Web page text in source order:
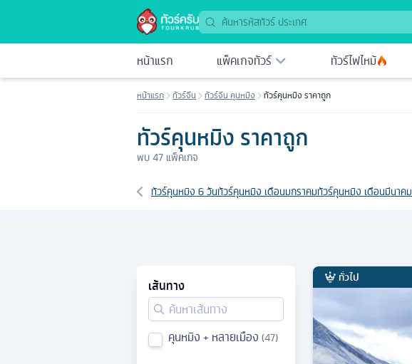
หน้าแรก แพ็คเกจทัวร์ ทัวร์ไฟไหม้
หน้าแรก ทัวร์จีน ทัวร์จีน คุนหมิง ทัวร์คุนหมิง ราคาถูก
ทัวร์คุนหมิง ราคาถูก
พบ47 แพ็คเกจ
เส้นทางที่เกี่ยวข้อง
ทัวร์คุนหมิง 6 วันทัวร์คุนหมิง เดือนมกราคมทัวร์คุนหมิง เดือนมีนาคม
เส้นทาง
คุนหมิง + หลายเมือง 47
ทั่วไป